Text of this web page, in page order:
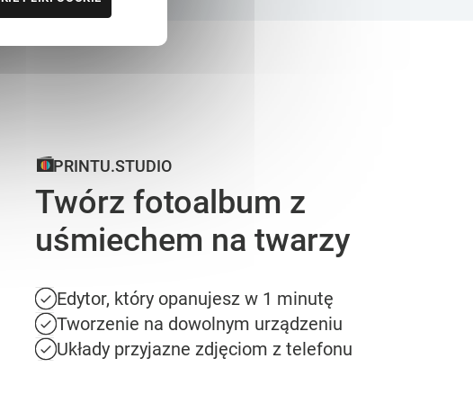
PRINTU.STUDIO
Twórz fotoalbum z
uśmiechem na twarzy
Edytor, który opanujesz w 1 minutę
Tworzenie na dowolnym urządzeniu
Układy przyjazne zdjęciom z telefonu